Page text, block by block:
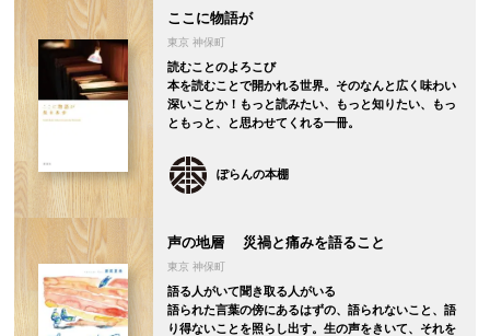
ここに物語が
東京 神保町
読むことのよろこび
本を読むことで開かれる世界。そのなんと広く味わい
深いことか！もっと読みたい、もっと知りたい、もっ
ともっと、と思わせてくれる一冊。
ぽらんの本棚
声の地層 災禍と痛みを語ること
東京 神保町
語る人がいて聞き取る人がいる
語られた言葉の傍にあるはずの、語られないこと、語
り得ないことを照らし出す。生の声をきいて、それを